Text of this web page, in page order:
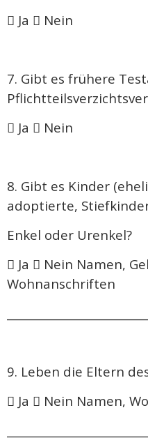
 Ja  Nein
7. Gibt es frühere
 Ja  Nein
8. Gibt es Kinder
adoptierte,
Enkel oder Urenkel?
 Ja  Nein Namen,
Wohnanschriften
9. Leben die Eltern
 Ja  Nein Namen,